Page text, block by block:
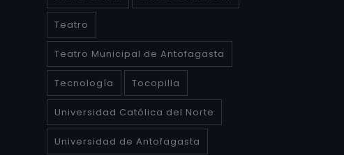
Teatro
Teatro Municipal de Antofagasta
Tecnología Tocopilla
Universidad Católica del Norte
Universidad de Antofagasta